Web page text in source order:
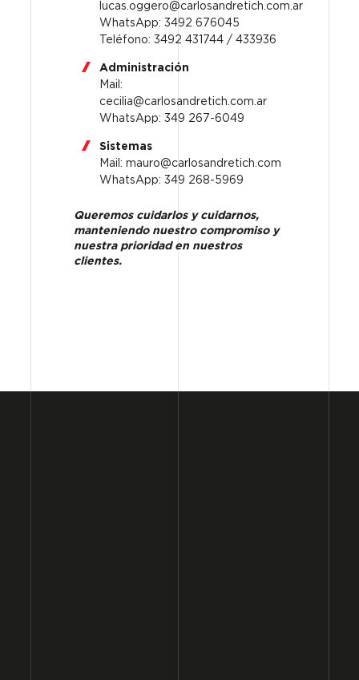
lucas.oggero@carlosandretich.com.ar
WhatsApp: 3492 676045
Teléfono: 3492 431744 / 433936
Administración
Mail:
cecilia@carlosandretich.com.ar
WhatsApp: 349 267-6049
Sistemas
Mail: mauro@carlosandretich.com
WhatsApp: 349 268-5969
Queremos cuidarlos y cuidarnos,
manteniendo nuestro compromiso y
nuestra prioridad en nuestros
clientes.